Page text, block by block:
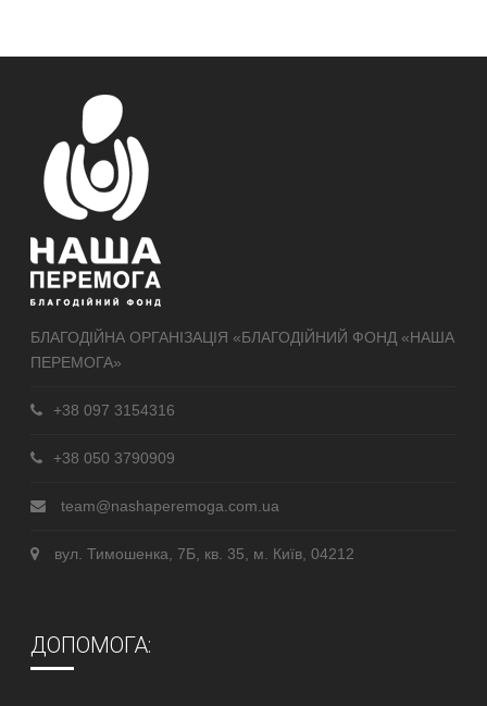
БЛАГОДІЙНА ОРГАНІЗАЦІЯ «БЛАГОДІЙНИЙ ФОНД «НАША
ПЕРЕМОГА»
+38 097 3154316
+38 050 3790909
team@nashaperemoga.com.ua
вул. Тимошенка, 7Б, кв. 35, м. Київ, 04212
ДОПОМОГА: